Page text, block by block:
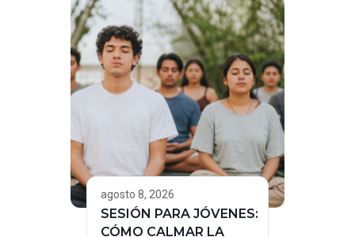
agosto 8, 2026
SESIÓN PARA JÓVENES:
CÓMO CALMAR LA